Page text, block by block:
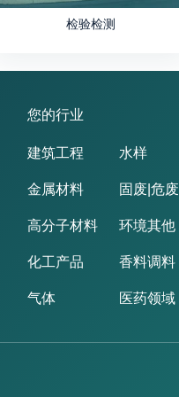
检验检测
您的行业
建筑工程
金属材料
高分子材料
化工产品
气体
水样
固废|危废
环境其他
香料调料
医药领域